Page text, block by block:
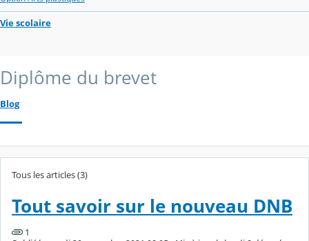
Vie scolaire
Diplôme du brevet
Blog
Tous les articles (3)
Tout savoir sur le nouveau DNB
1